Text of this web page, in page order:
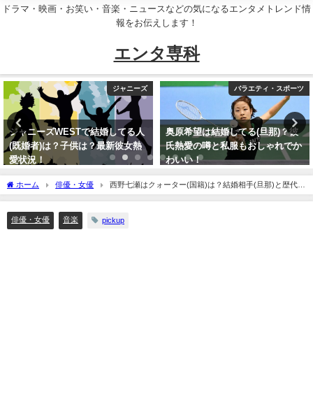
ドラマ・映画・お笑い・音楽・ニュースなどの気になるエンタメトレンド情
報をお伝えします！
エンタ専科
ジャニーズ
で結婚してる人
は？最新彼女熱
バラエティ・スポーツ
奥原希望は結婚してる(旦那)？彼
氏熱愛の噂と私服もおしゃれでか
わいい！
東京03のライ
か比較調査！
ル紹介
ホーム 俳優・女優
西野七瀬はクォーター(国籍)は？結婚相手(旦那)と歴代彼
氏(元カレ)の噂を検証
俳優・女優 音楽 pickup